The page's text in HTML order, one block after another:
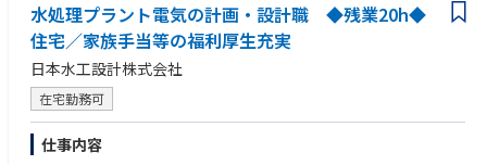
＜仕事の魅力＞
現場との距離感が近く、保守やメンテナンスで現場担当者の不安を取り除
いてあげられる充足感や、トラブルが改善した時の周りからの感謝で達成
感を得ることができます。
提案する改善・開発は、まずはやってみようの精神で挑戦しやすい風土で
す。
・社会的意義のあるビジネスに携わりたい方
・自律的に考え、行動することが出来る方
・周囲と協力しながら成果を出せるチームプレイヤー
水処理プラント電気の計画・設計職 ◆残業20h◆
住宅／家族手当等の福利厚生充実
日本水工設計株式会社
在宅勤務可
仕事内容